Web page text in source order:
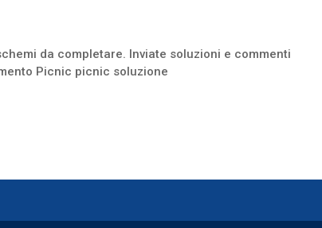
da completare. Inviate soluzioni e commenti
Picnic picnic soluzione